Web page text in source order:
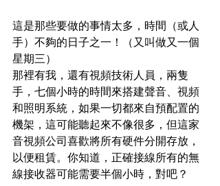
這是那些要做的事情太多，時間（或人
手）不夠的日子之一！（又叫做又一個
星期三）
那裡有我，還有視頻技術人員，兩隻
手，七個小時的時間來搭建聲音、視頻
和照明系統，如果一切都來自預配置的
機架，這可能聽起來不像很多，但這家
音視頻公司喜歡將所有硬件分開存放，
以便租賃。你知道，正確接線所有的無
線接收器可能需要半個小時，對吧？